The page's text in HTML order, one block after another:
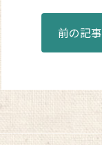
前の記事